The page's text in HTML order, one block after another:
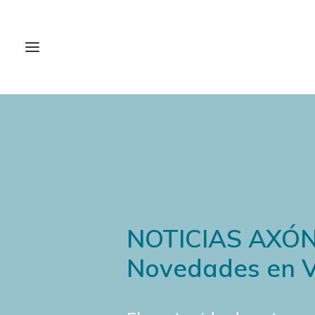
NOTICIAS
Novedades en